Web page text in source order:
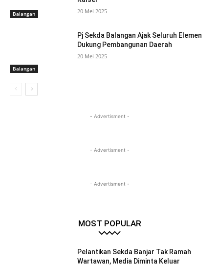
Balangan 20 Mei 2025
Balangan
Pj Sekda Balangan Ajak Seluruh Elemen
Dukung Pembangunan Daerah
20 Mei 2025
- Advertisment -
- Advertisment -
- Advertisment -
MOST POPULAR
Pelantikan Sekda Banjar Tak Ramah
Wartawan, Media Diminta Keluar